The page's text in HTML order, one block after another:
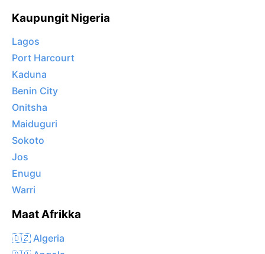
Kaupungit Nigeria
Lagos
Port Harcourt
Kaduna
Benin City
Onitsha
Maiduguri
Sokoto
Jos
Enugu
Warri
Maat Afrikka
🇩🇿 Algeria